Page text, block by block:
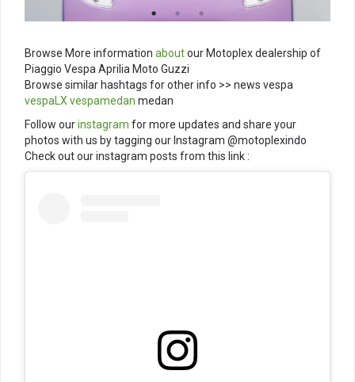
Browse More information aboutour Motoplex dealership of
Piaggio Vespa Aprilia Moto Guzzi
Browse similar hashtags for other info >> news vespa
vespaLX vespamedan medan
Follow ourinstagram for more updates and share your
photos with us by tagging our Instagram @motoplexindo
Check out our instagram posts from this link :